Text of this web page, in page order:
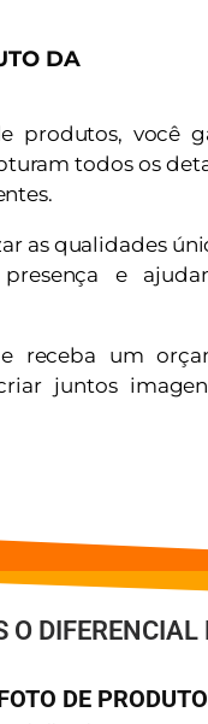
DA
produtos, você
todos os
as qualidades
e
receba um
juntos
O
DE PRODUTO